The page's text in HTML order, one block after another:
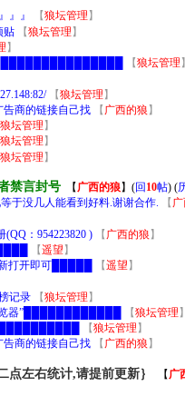
』』
【狼坛管理 】
贴
【狼坛管理 】
】
【狼坛管理 】
【狼坛管理 】
商的链接自己找
【 广西的狼 】
狼坛管理 】
狼坛管理 】
狼坛管理 】
禁言封号 【广西的狼】(回10帖) (
于没几人能看到好料.谢谢合作. 【
：954223820 )
【 广西的狼 】
【遥望 】
打开即可█████
【遥望 】
记录
【狼坛管理 】
览器”████████████
【狼坛管理 】
【狼坛管理 】
商的链接自己找
【 广西的狼 】
点左右统计,请提前更新｝ 【广